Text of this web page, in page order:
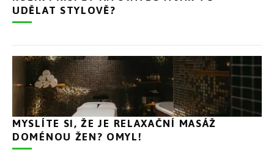
UDĚLAT STYLOVĚ?
MYSLÍTE SI, ŽE JE RELAXAČNÍ MASÁŽ
DOMÉNOU ŽEN? OMYL!